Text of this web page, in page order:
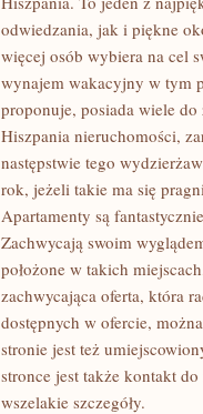
odwiedzania, jak i piękne
więcej osób wybiera na cel
wynajem wakacyjny w tym
proponuje, posiada wiele
Hiszpania nieruchomości,
następstwie tego
rok, jeżeli takie ma się
Apartamenty są
Zachwycają swoim
położone w takich
zachwycająca oferta, która
dostępnych w ofercie,
stronie jest też
stronce jest także kontakt
wszelakie szczegóły.